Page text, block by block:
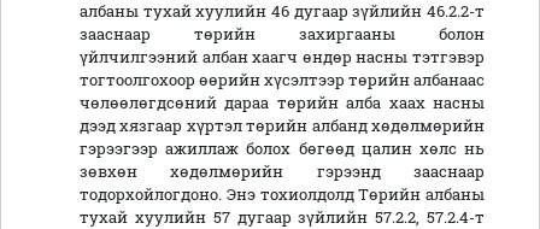
албаны тухай хуулийн 46 дугаар зүйлийн 46.2.2-т
зааснаар төрийн захиргааны болон
үйлчилгээний албан хаагч өндөр насны тэтгэвэр
тогтоолгохоор өөрийн хүсэлтээр төрийн албанаас
чөлөөлөгдсөний дараа төрийн алба хаах насны
дээд хязгаар хүртэл төрийн албанд хөдөлмөрийн
гэрээгээр ажиллаж болох бөгөөд цалин хөлс нь
зөвхөн хөдөлмөрийн гэрээнд зааснаар
тодорхойлогдоно. Энэ тохиолдолд Төрийн албаны
тухай хуулийн 57 дугаар зүйлийн 57.2.2, 57.2.4-т